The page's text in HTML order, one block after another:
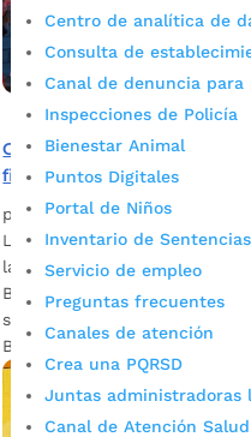
Centro de analítica de
Consulta de
Canal de denuncia
Inspecciones de Policía
Bienestar Animal
Puntos Digitales
Portal de Niños
Inventario de Sentencias
Servicio de empleo
Preguntas frecuentes
Canales de atención
Crea una PQRSD
Juntas administradoras
Canal de Atención
Cuando Bucaramanga está
fiesta
por Alcaldía de Bucaramanga
La música, el baile y la
lanzamiento, ante los medios
Bonita. Súmate a la fiesta
septiembre. Fotografía: Diego
Bucaramanga Con la